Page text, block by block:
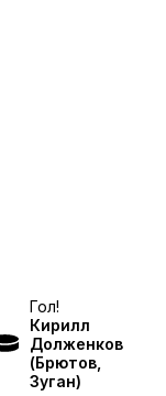
Гол!
Кирилл
Долженков
(Брютов,
Зуган)